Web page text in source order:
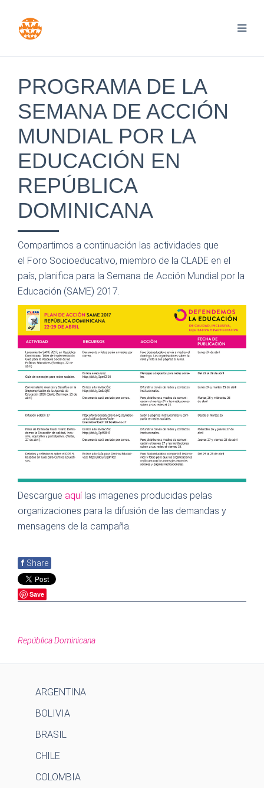
PROGRAMA DE LA
SEMANA DE ACCIÓN
MUNDIAL POR LA
EDUCACIÓN EN
REPÚBLICA
DOMINICANA
Compartimos a continuación las actividades que
el Foro Socioeducativo, miembro de la CLADE en el
país, planifica para la Semana de Acción Mundial por la
Educación (SAME) 2017.
Descargue aquílas imagenes producidas pelas
organizaciones para la difusión de las demandas y
mensagens de la campaña.
f Share
Save
República Dominicana
ARGENTINA
BOLIVIA
BRASIL
CHILE
COLOMBIA